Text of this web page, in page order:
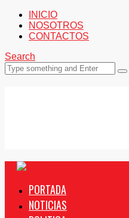
INICIO
NOSOTROS
CONTACTOS
Search
PORTADA
NOTICIAS